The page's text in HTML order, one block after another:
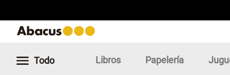
Todo Libros Papelería